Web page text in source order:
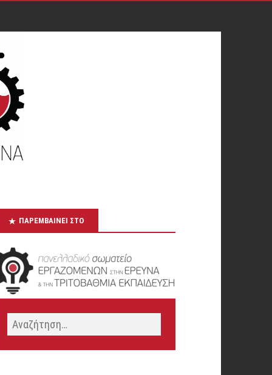
ΠΑΡΕΜΒΑΊΝΕΙ ΣΤΟ